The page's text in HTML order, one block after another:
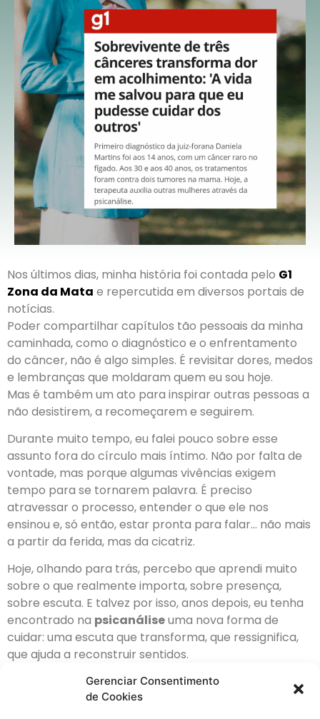
Gerenciar Consentimento
de Cookies
Nos últimos dias, minha história foi contada pelo G1
Zona da Mata e repercutida em diversos portais de
notícias.
Poder compartilhar capítulos tão pessoais da minha
caminhada, como o diagnóstico e o enfrentamento
do câncer, não é algo simples. É revisitar dores, medos
e lembranças que moldaram quem eu sou hoje.
Mas é também um ato para inspirar outras pessoas a
não desistirem, a recomeçarem e seguirem.
Durante muito tempo, eu falei pouco sobre esse
assunto fora do círculo mais íntimo. Não por falta de
vontade, mas porque algumas vivências exigem
tempo para se tornarem palavra. É preciso
atravessar o processo, entender o que ele nos
ensinou e, só então, estar pronta para falar… não mais
a partir da ferida, mas da cicatriz.
Hoje, olhando para trás, percebo que aprendi muito
sobre o que realmente importa, sobre presença,
sobre escuta. E talvez por isso, anos depois, eu tenha
encontrado na psicanáliseuma nova forma de
cuidar: uma escuta que transforma, que ressignifica,
que ajuda a reconstruir sentidos.
Quando o G1 me procurou para contar minha
trajetória, senti que era a hora certa. O
Outubro Rosa